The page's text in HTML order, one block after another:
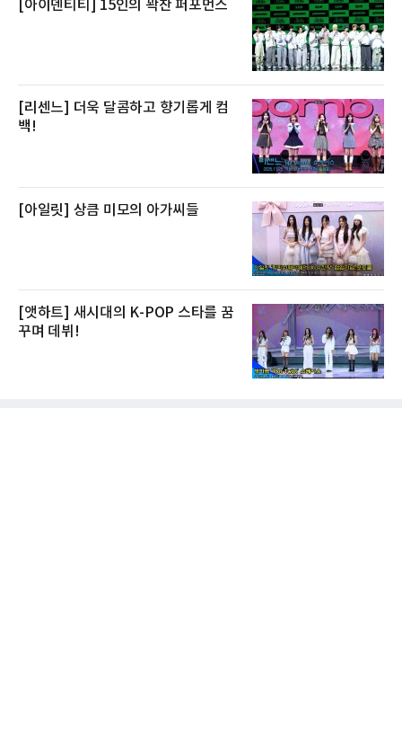
[아이덴티티] 15인의 꽉찬 퍼포먼스
[리센느] 더욱 달콤하고 향기롭게 컴
백!
[아일릿] 상큼 미모의 아가씨들
[앳하트] 새시대의 K-POP 스타를 꿈
꾸며 데뷔!